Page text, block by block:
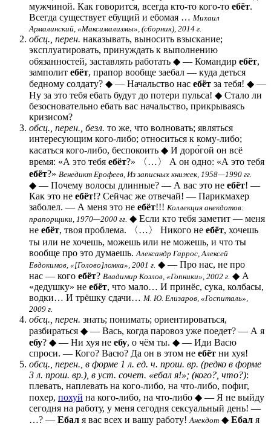
мужчиной. Как говорится, всегда кто-то кого-то ебёт.
Всегда существует ебущий и ебомая … Михаил
Армалинский, «Максимализмы», (сборник), 2014 г.
обсц., перен. наказывать, выносить взыскание;
эксплуатировать, принуждать к выполнению
обязанностей, заставлять работать ◆ — Командир ебёт,
замполит ебёт, прапор вообще заебал — куда деться
бедному солдату? ◆ — Начальство нас ебёт за тебя! ◆ —
Ну за это тебя ебать будут до потери пульса! ◆ Стало ли
безосновательно ебать вас начальство, прикрываясь
кризисом?
обсц., перен., безл. то же, что волновать; являться
интересующим кого-либо; относиться к кому-либо;
касаться кого-либо, беспокоить ◆ И доро́гой он всё
время: «А это тебя ебёт?» 〈…〉 А он одно: «А это тебя
ебёт?» Венедикт Ерофеев, Из записных книжек, 1958—1990 гг.
◆ — Почему волосы длинные? — А вас это не ебёт! —
Как это не ебёт!? Сейчас же отвечай! — Парикмахер
заболел. — А меня это не ебёт!!! Коллекция анекдотов:
прапорщики, 1970—2000 гг. ◆ Если кто тебя заметит — меня
не ебёт, твоя проблема. 〈…〉 Никого не ебёт, хочешь
ты или не хочешь, можешь или не можешь, и что ты
вообще про это думаешь. Александр Гаррос, Алексей
Евдокимов, «[Голово]ломка», 2001 г. ◆ — Про нас, не про
нас — кого ебёт? Владимир Козлов, «Гопники», 2002 г. ◆ А
«дедушку» не ебёт, что мало… И принёс, сука, колбасы,
водки… И трёшку сдачи… М. Ю. Елизаров, «Госпиталь»,
2009 г.
обсц., перен. знать; понимать; ориентироваться,
разбираться ◆ — Вась, когда паровоз уже поедет? — А я
ебу? ◆ — Ни хуя не ебу, о чём ты. ◆ — Иди Васю
спроси. — Кого? Васю? Да он в этом не ебёт ни хуя!
обсц., перен., в форме 1 л. ед. ч. прош. вр. (редко в форме
3 л. прош. вр.), в уст. сочет. «ебал я!»; (кого?, что?):
плевать, наплевать на кого-либо, на что-либо, пофиг,
похер, похуй на кого-либо, на что-либо ◆ — Я не выйду
сегодня на работу, у меня сегодня сексуальный день! —
…? — Ебал я вас всех и вашу работу! Анекдот ◆ Ебал я